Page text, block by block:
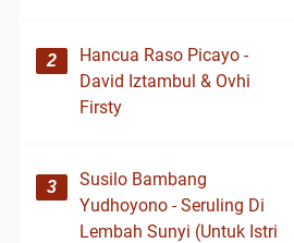
Hancua Raso Picayo -
David Iztambul & Ovhi
Firsty
Susilo Bambang
Yudhoyono - Seruling Di
Lembah Sunyi (Untuk Istri